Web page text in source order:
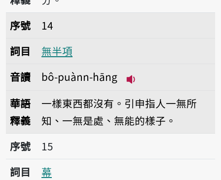
序號14無半項
序號
14
詞目
無半項
音讀
bô-puànn-hāng
華語
釋義
一樣東西都沒有。引申指人一無所
知、一無是處、無能的樣子。
序號15幕
序號
15
詞目
幕